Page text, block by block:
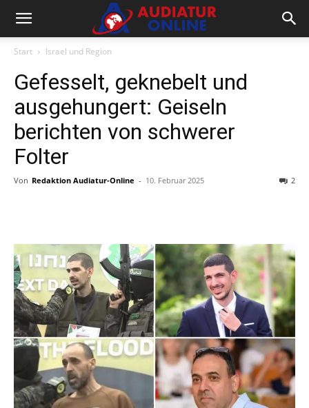
Start Israel und Region
Gefesselt, geknebelt und
ausgehungert: Geiseln
berichten von schwerer
Folter
Von Redaktion Audiatur-Online - 10. Februar 2025 2